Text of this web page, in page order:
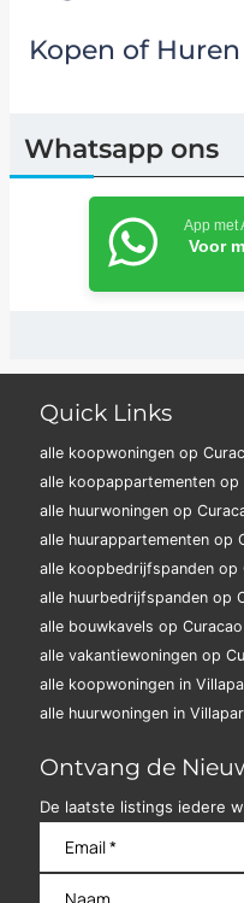
Kopen of Huren
Whatsapp ons
App met
Voor
Quick Links
alle koopwoningen op
alle koopappartementen
alle huurwoningen op
alle huurappartementen op
alle koopbedrijfspanden
alle huurbedrijfspanden op
alle bouwkavels op
alle vakantiewoningen op
alle koopwoningen in
alle huurwoningen in
Ontvang de
De laatste listings iedere